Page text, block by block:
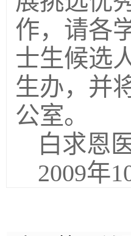
作，请各
士生候选
生办，并
公室。
白求恩
2009年